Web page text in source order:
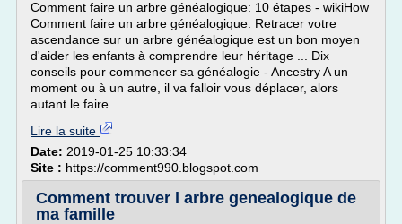
Comment faire un arbre généalogique: 10 étapes - wikiHow
Comment faire un arbre généalogique. Retracer votre
ascendance sur un arbre généalogique est un bon moyen
d'aider les enfants à comprendre leur héritage ... Dix
conseils pour commencer sa généalogie - Ancestry A un
moment ou à un autre, il va falloir vous déplacer, alors
autant le faire...
Lire la suite
Date: 2019-01-25 10:33:34
Site : https://comment990.blogspot.com
Comment trouver l arbre genealogique de
ma famille